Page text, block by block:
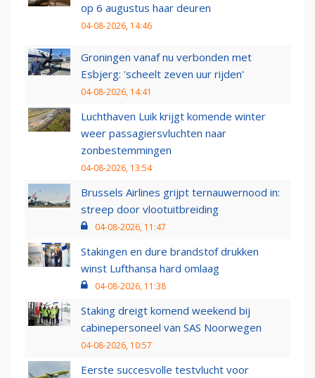
op 6 augustus haar deuren
04-08-2026, 14:46
Groningen vanaf nu verbonden met
Esbjerg: 'scheelt zeven uur rijden'
04-08-2026, 14:41
Luchthaven Luik krijgt komende winter
weer passagiersvluchten naar
zonbestemmingen
04-08-2026, 13:54
Brussels Airlines grijpt ternauwernood in:
streep door vlootuitbreiding
04-08-2026, 11:47
Stakingen en dure brandstof drukken
winst Lufthansa hard omlaag
04-08-2026, 11:38
Staking dreigt komend weekend bij
cabinepersoneel van SAS Noorwegen
04-08-2026, 10:57
Eerste succesvolle testvlucht voor